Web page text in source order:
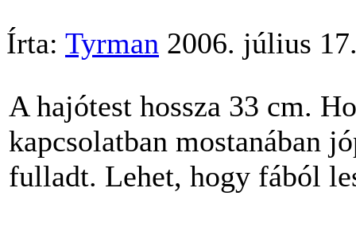
Írta: Tyrman 2006. július
A hajótest hossza 33 cm.
kapcsolatban mostanában
fulladt. Lehet, hogy fából